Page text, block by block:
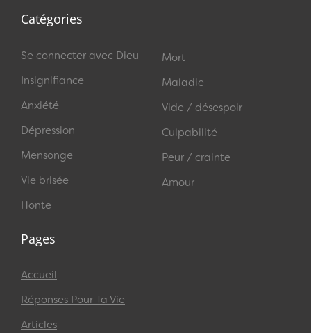
Catégories
Se connecter avec Dieu
Insignifiance
Anxiété
Dépression
Mensonge
Vie brisée
Honte
Mort
Maladie
Vide / désespoir
Culpabilité
Peur / crainte
Amour
Pages
Accueil
Réponses Pour Ta Vie
Articles